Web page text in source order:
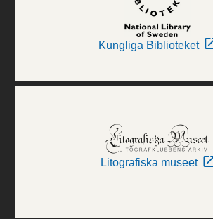
Kungliga Biblioteket
Litografiska museet